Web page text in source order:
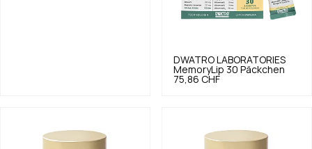
DWATRO LABORATORIES
MemoryLip 30 Päckchen
75,86 CHF